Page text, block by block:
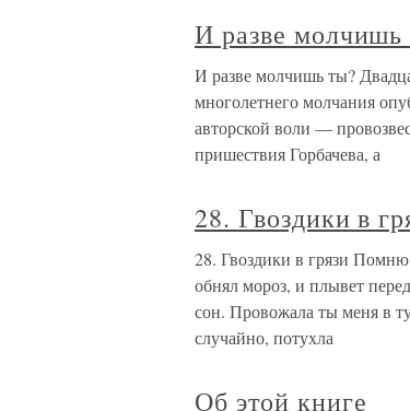
И разве молчишь
И разве молчишь ты?
многолетнего молчания
авторской воли —
пришествия Горбачева, а
28. Гвоздики в
28. Гвоздики в грязи
обнял мороз, и плывет
сон. Провожала ты меня в
случайно, потухла
Об этой книге